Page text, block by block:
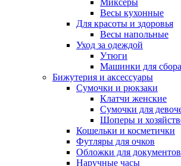
Миксеры
Весы кухонные
Для красоты и здоровья
Весы напольные
Уход за одеждой
Утюги
Машинки для
Бижутерия и аксессуары
Сумочки и рюкзаки
Клатчи женские
Сумочки для
Шоперы и
Кошельки и косметички
Футляры для очков
Обложки для документов
Наручные часы